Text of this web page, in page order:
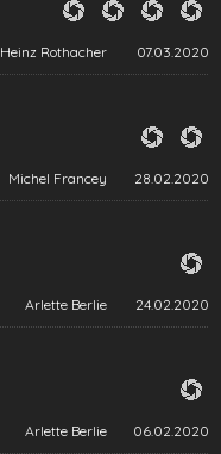
Heinz Rothacher 07.03.2020
Michel Francey 28.02.2020
Arlette Berlie 24.02.2020
Arlette Berlie 06.02.2020